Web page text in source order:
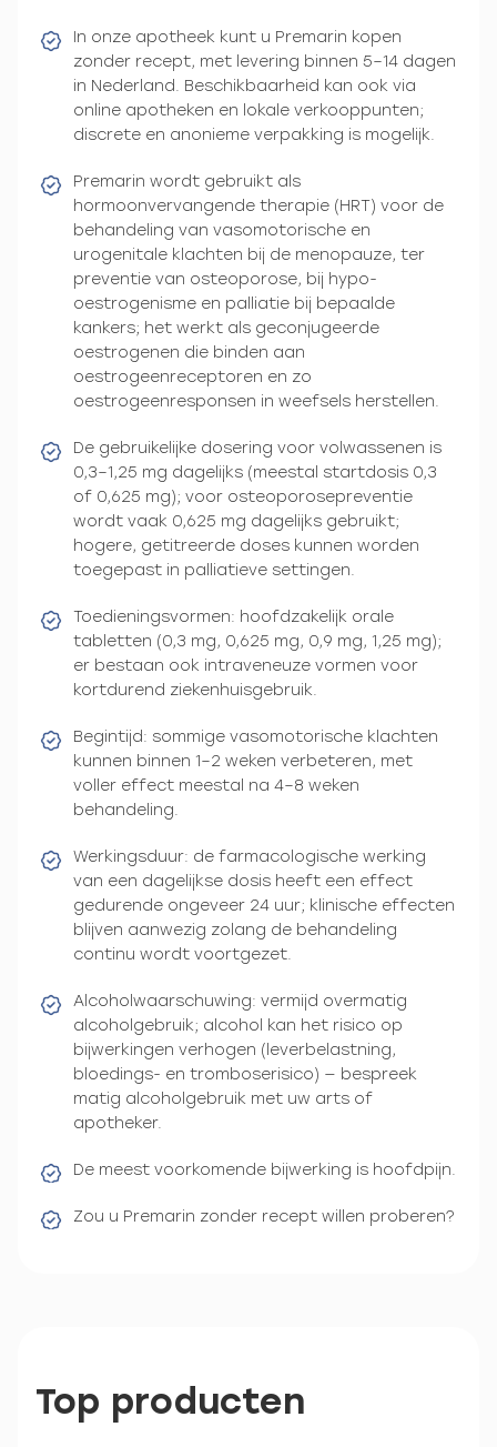
In onze apotheek kunt u Premarin kopen
zonder recept, met levering binnen 5–14 dagen
in Nederland. Beschikbaarheid kan ook via
online apotheken en lokale verkooppunten;
discrete en anonieme verpakking is mogelijk.
Premarin wordt gebruikt als
hormoonvervangende therapie (HRT) voor de
behandeling van vasomotorische en
urogenitale klachten bij de menopauze, ter
preventie van osteoporose, bij hypo-
oestrogenisme en palliatie bij bepaalde
kankers; het werkt als geconjugeerde
oestrogenen die binden aan
oestrogeenreceptoren en zo
oestrogeenresponsen in weefsels herstellen.
De gebruikelijke dosering voor volwassenen is
0,3–1,25 mg dagelijks (meestal startdosis 0,3
of 0,625 mg); voor osteoporosepreventie
wordt vaak 0,625 mg dagelijks gebruikt;
hogere, getitreerde doses kunnen worden
toegepast in palliatieve settingen.
Toedieningsvormen: hoofdzakelijk orale
tabletten (0,3 mg, 0,625 mg, 0,9 mg, 1,25 mg);
er bestaan ook intraveneuze vormen voor
kortdurend ziekenhuisgebruik.
Begintijd: sommige vasomotorische klachten
kunnen binnen 1–2 weken verbeteren, met
voller effect meestal na 4–8 weken
behandeling.
Werkingsduur: de farmacologische werking
van een dagelijkse dosis heeft een effect
gedurende ongeveer 24 uur; klinische effecten
blijven aanwezig zolang de behandeling
continu wordt voortgezet.
Alcoholwaarschuwing: vermijd overmatig
alcoholgebruik; alcohol kan het risico op
bijwerkingen verhogen (leverbelastning,
bloedings- en tromboserisico) — bespreek
matig alcoholgebruik met uw arts of
apotheker.
De meest voorkomende bijwerking is hoofdpijn.
Zou u Premarin zonder recept willen proberen?
Top producten